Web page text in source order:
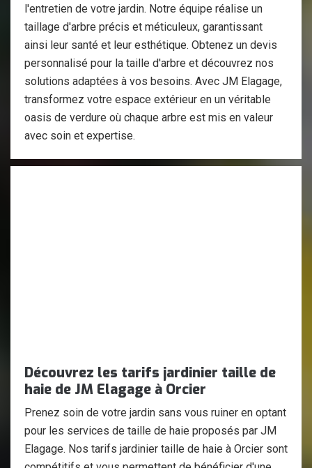
l'entretien de votre jardin. Notre équipe réalise un
taillage d'arbre précis et méticuleux, garantissant
ainsi leur santé et leur esthétique. Obtenez un devis
personnalisé pour la taille d'arbre et découvrez nos
solutions adaptées à vos besoins. Avec JM Elagage,
transformez votre espace extérieur en un véritable
oasis de verdure où chaque arbre est mis en valeur
avec soin et expertise.
Découvrez les tarifs jardinier taille de
haie de JM Elagage à Orcier
Prenez soin de votre jardin sans vous ruiner en optant
pour les services de taille de haie proposés par JM
Elagage. Nos tarifs jardinier taille de haie à Orcier sont